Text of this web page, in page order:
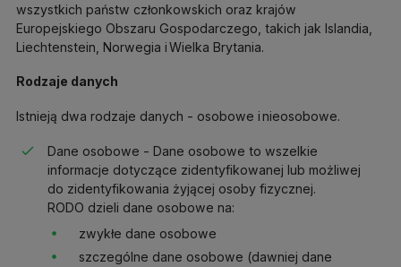
wszystkich państw członkowskich oraz krajów
Europejskiego Obszaru Gospodarczego, takich jak Islandia,
Liechtenstein, Norwegia i Wielka Brytania.
Rodzaje danych
Istnieją dwa rodzaje danych - osobowe i nieosobowe.
Dane osobowe - Dane osobowe to wszelkie
informacje dotyczące zidentyfikowanej lub możliwej
do zidentyfikowania żyjącej osoby fizycznej.
RODO dzieli dane osobowe na:
zwykłe dane osobowe
szczególne dane osobowe (dawniej dane